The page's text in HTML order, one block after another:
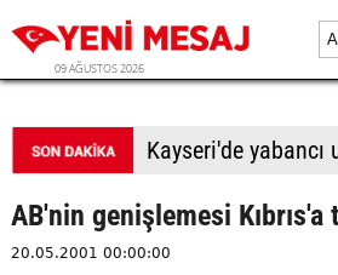
09 AĞUSTOS 2026
AB'nin genişlemesi Kıbrıs'a
20.05.2001 00:00:00